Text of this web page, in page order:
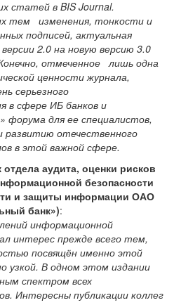
статей в BIS Journal.
тем изменения, тонкости и
подписей, актуальная
2.0 на новую версию 3.0
отмеченное лишь одна
ценности журнала,
серьезного
в сфере ИБ банков и
форума для ее специалистов,
развитию отечественного
в этой важной сфере.
аудита, оценки рисков
безопасности
и защиты информации ОАО
банк»):
информационной
интерес прежде всего тем,
посвящён именно этой
узкой. В одном этом издании
спектром всех
Интересны публикации коллег